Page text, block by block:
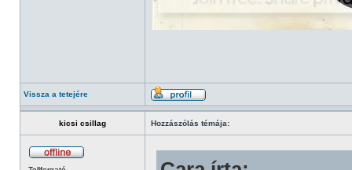
Vissza a tetejére
kicsi csillag Hozzászólás témája: